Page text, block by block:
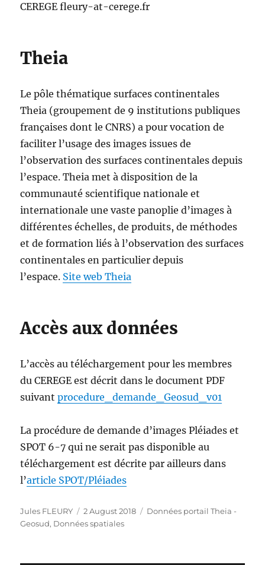
CEREGE fleury-at-cerege.fr
Theia
Le pôle thématique surfaces continentales
Theia (groupement de 9 institutions publiques
françaises dont le CNRS) a pour vocation de
faciliter l’usage des images issues de
l’observation des surfaces continentales depuis
l’espace. Theia met à disposition de la
communauté scientifique nationale et
internationale une vaste panoplie d’images à
différentes échelles, de produits, de méthodes
et de formation liés à l’observation des surfaces
continentales en particulier depuis
l’espace. Site web Theia
Accès aux données
L’accès au téléchargement pour les membres
du CEREGE est décrit dans le document PDF
suivantprocedure_demande_Geosud_v01
La procédure de demande d’images Pléiades et
SPOT 6-7 qui ne serait pas disponible au
téléchargement est décrite par ailleurs dans
l’article SPOT/Pléiades
Author
Jules FLEURY
Posted
on
2 August 2018 Categories
Données portail Theia -
Geosud, Données spatiales